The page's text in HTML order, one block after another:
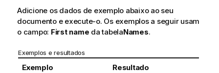
a
Adicione os dados de exemplo abaixo ao seu
documento e execute-o. Os exemplos a seguir usam
o campo: First name da tabelaNames.
Exemplos e resultados
Exemplo Resultado